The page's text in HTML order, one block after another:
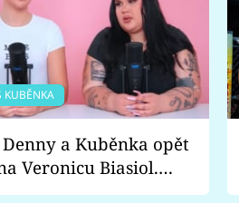
KUBĚNKA
Denny a Kuběnka opět
Veronicu Biasiol.
podle nich falešná a